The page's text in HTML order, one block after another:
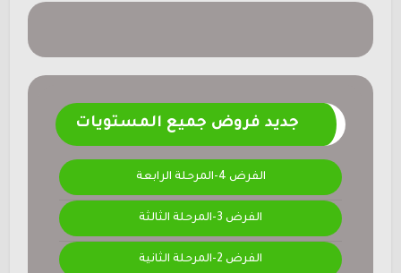
جديد فروض جميع المستويات
الفرض 4-المرحلة الرابعة
الفرض 3-المرحلة الثالثة
الفرض 2-المرحلة الثانية